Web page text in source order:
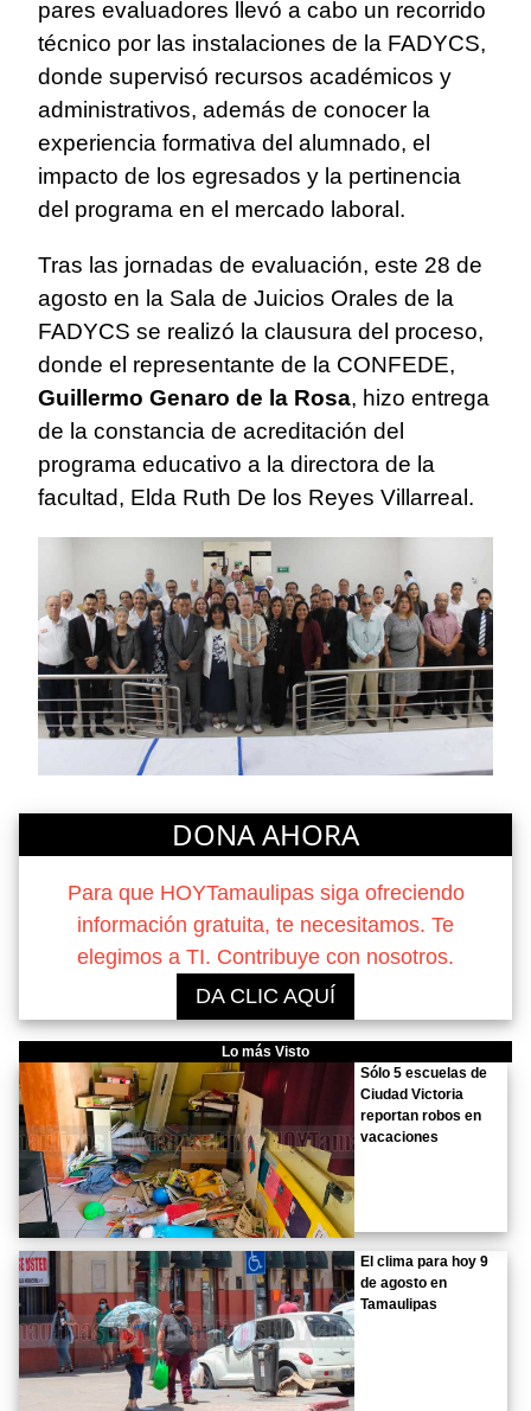
pares evaluadores llevó a cabo un recorrido
técnico por las instalaciones de la FADYCS,
donde supervisó recursos académicos y
administrativos, además de conocer la
experiencia formativa del alumnado, el
impacto de los egresados y la pertinencia
del programa en el mercado laboral.
Tras las jornadas de evaluación, este 28 de
agosto en la Sala de Juicios Orales de la
FADYCS se realizó la clausura del proceso,
donde el representante de la CONFEDE,
Guillermo Genaro de la Rosa, hizo entrega
de la constancia de acreditación del
programa educativo a la directora de la
facultad, Elda Ruth De los Reyes Villarreal.
DONA AHORA
Para que HOYTamaulipas siga ofreciendo
información gratuita, te necesitamos. Te
elegimos a TI. Contribuye con nosotros.
DA CLIC AQUÍ
Lo más Visto
Sólo 5 escuelas de
Ciudad Victoria
reportan robos en
vacaciones
El clima para hoy 9
de agosto en
Tamaulipas